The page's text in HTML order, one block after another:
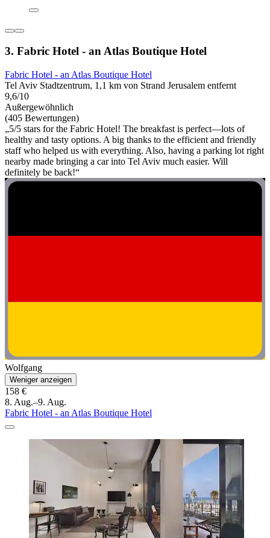
3. Fabric Hotel - an Atlas Boutique Hotel
Fabric Hotel - an Atlas Boutique Hotel
Tel Aviv Stadtzentrum, 1,1 km von Strand Jerusalem entfernt
9,6/10
Außergewöhnlich
(405 Bewertungen)
„5/5 stars for the Fabric Hotel! The breakfast is perfect—lots of
healthy and tasty options. A big thanks to the efficient and friendly
staff who helped us with everything. Also, having a parking lot right
nearby made bringing a car into Tel Aviv much easier. Will
definitely be back!“
Wolfgang
Weniger anzeigen
158 €
8. Aug.–9. Aug.
Fabric Hotel - an Atlas Boutique Hotel